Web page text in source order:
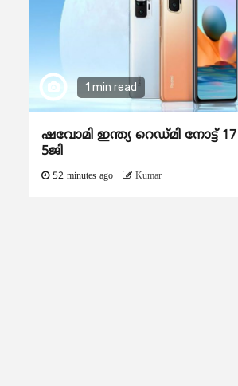
1 min read
ഷവോമി ഇന്ത്യ റെഡ്മി നോട്ട് 17
5ജി
52 minutes ago Kumar